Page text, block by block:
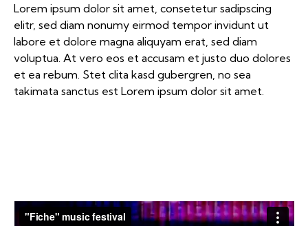
Lorem ipsum dolor sit amet, consetetur sadipscing
elitr, sed diam nonumy eirmod tempor invidunt ut
labore et dolore magna aliquyam erat, sed diam
voluptua. At vero eos et accusam et justo duo dolores
et ea rebum. Stet clita kasd gubergren, no sea
takimata sanctus est Lorem ipsum dolor sit amet.